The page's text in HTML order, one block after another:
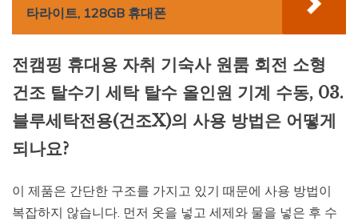
타라이트, 128GB 휴대폰
전캠핑 휴대용 자취 기숙사 원룸 회전 소형
건조 탈수기 세탁 탈수 올인원 기계 수동, 03.
블루세탁전용(건조X)의 사용 방법은 어떻게
되나요?
이 제품은 간단한 구조를 가지고 있기 때문에 사용 방법이
복잡하지 않습니다. 먼저 옷을 넣고 세제와 물을 넣은 후 수